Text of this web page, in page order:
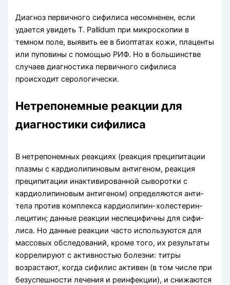
Диагноз первичного сифилиса несомненен, если
удается увидеть Т. Pallidum при микроскопии в
темном поле, выявить ее в биоптатах кожи, плаценты
или пуповины с помощью РИФ. Но в большинстве
случаев диагностика первичного сифилиса
происходит серологически.
Нетрепонемные реакции для
диагностики сифилиса
В нетрепонемных реакциях (реакция преципи­тации
плазмы с кардиолипиновым антигеном, реак­ция
преципитации инактивированной сыворотки с
кардиолипиновым антигеном) определяются анти­
тела против комплекса кардиолипин-холестерин-
лецитин; данные реакции неспецифичны для сифи­
лиса. Но данные реакции часто исполь­зуются для
массовых обследований, кроме того, их результаты
коррелируют с активностью болезни: титры
возрастают, когда сифилис активен (в том числе при
безуспешности лечения и реинфекции), и снижаются